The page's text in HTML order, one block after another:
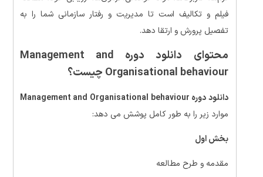
فیلم و تکالیف است تا مدیریت و رفتار سازمانی شما را به
تفصیل پرورش و ارتقا دهد.
محتوای دانلود دوره Management and
Organisational behaviour چیست؟
دانلود دوره Management and Organisational behaviour
موارد زیر را به طور کامل پوشش می دهد:
بخش اول
مقدمه و طرح مطالعه